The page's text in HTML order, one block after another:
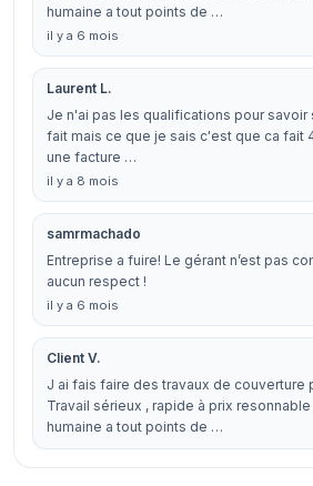
humaine a tout points de …
il y a 6 mois
Laurent L.
Je n'ai pas les qualifications pour savoir
fait mais ce que je sais c'est que ca fait
une facture …
il y a 8 mois
samrmachado
Entreprise a fuire! Le gérant n’est pas
aucun respect !
il y a 6 mois
Client V.
J ai fais faire des travaux de couverture
Travail sérieux , rapide à prix
humaine a tout points de …